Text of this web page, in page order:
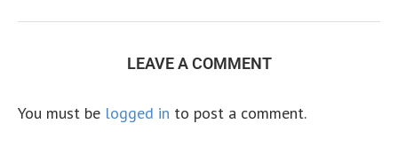
LEAVE A COMMENT
You must be logged in to post a comment.